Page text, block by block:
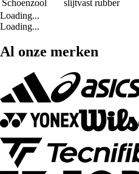
Schoenzool
slijtvast rubber
Loading...
Loading...
Al onze merken